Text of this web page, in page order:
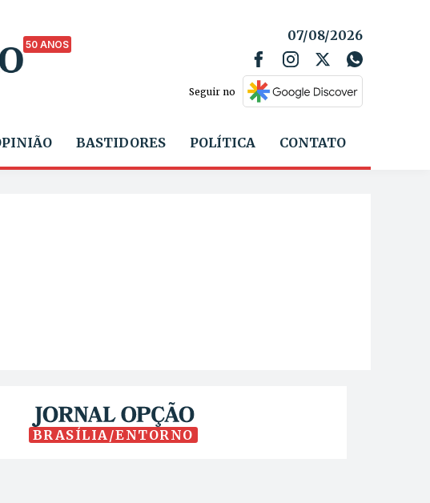
50 ANOS
07/08/2026
Seguir no
BASTIDORES POLÍTICA CONTATO
BRASÍLIA/ENTORNO